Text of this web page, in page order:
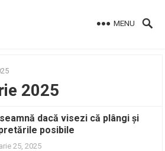
MENU
2025
dacă visezi că plângi și
posibile
25, 2025